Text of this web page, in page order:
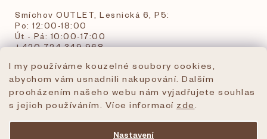
I my používáme kouzelné soubory cookies,
abychom vám usnadnili nakupování. Dalším
procházením našeho webu nám vyjadřujete souhlas
s jejich používáním. Více informací zde
Nastavení
Smíchov OUTLET, Lesnická 6, P5:
Po: 12:00-18:00
Út - Pá: 10:00-17:00
+420 724 349 968
objednavky@creammy.cz
tel:+420 724 349 968